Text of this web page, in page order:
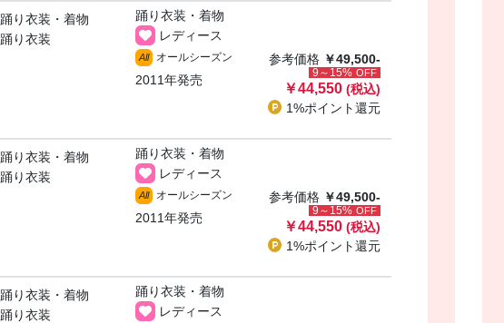
踊り衣装・着物
踊り衣装
踊り衣装・着物
レディース
All オールシーズン
2011年発売
参考価格 ￥49,500-
9～15% OFF
￥44,550 (税込)
1%ポイント還元
踊り衣装・着物
踊り衣装
踊り衣装・着物
レディース
All オールシーズン
2011年発売
参考価格 ￥49,500-
9～15% OFF
￥44,550 (税込)
1%ポイント還元
踊り衣装・着物
踊り衣装
踊り衣装・着物
レディース